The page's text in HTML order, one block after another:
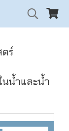
ร์
นน้ำและน้ำ